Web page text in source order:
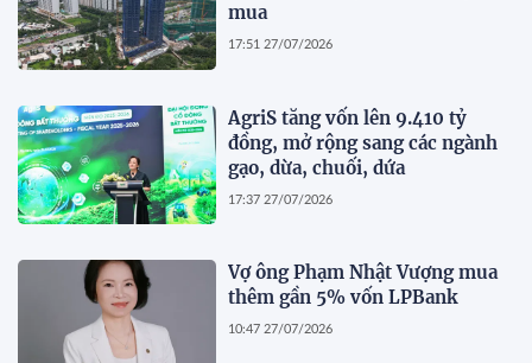
mua
17:51 27/07/2026
AgriS tăng vốn lên 9.410 tỷ
đồng, mở rộng sang các ngành
gạo, dừa, chuối, dứa
17:37 27/07/2026
Vợ ông Phạm Nhật Vượng mua
thêm gần 5% vốn LPBank
10:47 27/07/2026